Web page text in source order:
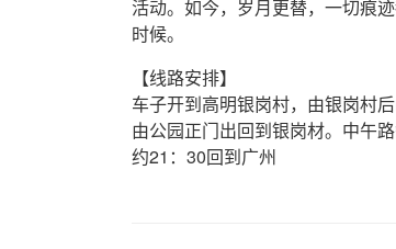
活动。如今，岁月更替，一切痕
时候。
【线路安排】
车子开到高明银岗村，由银岗村
由公园正门出回到银岗材。中午
约21：30回到广州